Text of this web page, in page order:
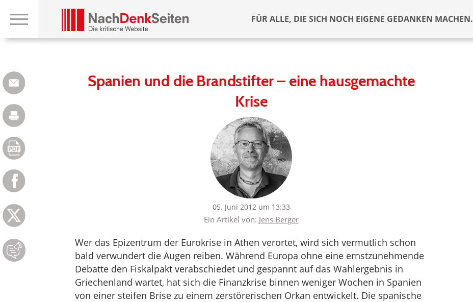
FÜR ALLE, DIE SICH NOCH EIGENE GEDANKEN MACHEN.
Spanien und die Brandstifter – eine hausgemachte
Krise
05. Juni 2012 um 13:33
Ein Artikel von: Jens Berger
Wer das Epizentrum der Eurokrise in Athen verortet, wird sich vermutlich schon
bald verwundert die Augen reiben. Während Europa ohne eine ernstzunehmende
Debatte den Fiskalpakt verabschiedet und gespannt auf das Wahlergebnis in
Griechenland wartet, hat sich die Finanzkrise binnen weniger Wochen in Spanien
von einer steifen Brise zu einem zerstörerischen Orkan entwickelt. Die spanische